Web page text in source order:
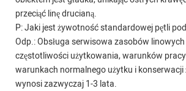
przeciąć linę drucianą.
P: Jaki jest żywotność standardowej pętli
Odp.: Obsługa serwisowa zasobów
częstotliwości użytkowania, warunków
warunkach normalnego użytku i konserwacji
wynosi zazwyczaj 1-3 lata.